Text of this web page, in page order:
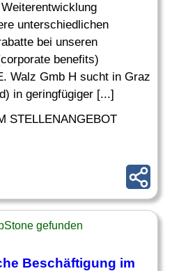
unterschiedlichen
bei unseren
benefits)
Walz Gmb H sucht in Graz
in geringfügiger [...]
STELLENANGEBOT
gefunden
Beschäftigung im